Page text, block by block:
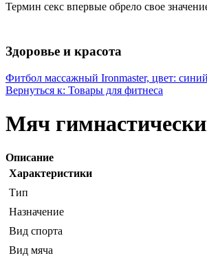
Термин секс впервые обрело свое
Здоровье и красота
Фитбол массажный Ironmaster, цвет:
Вернуться к: Товары для фитнеса
Мяч
Описание
Характеристики
Тип
Назначение
Вид спорта
Вид мяча